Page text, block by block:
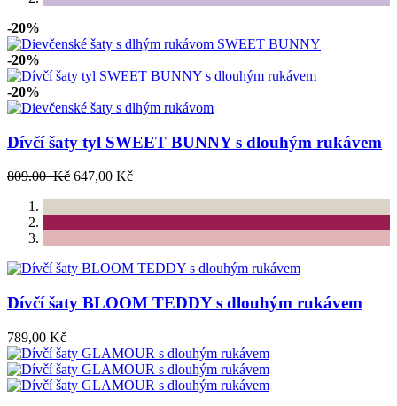
-20%
-20%
-20%
Dívčí šaty tyl SWEET BUNNY s dlouhým rukávem
809.00 Kč 647,00 Kč
Dívčí šaty BLOOM TEDDY s dlouhým rukávem
789,00 Kč